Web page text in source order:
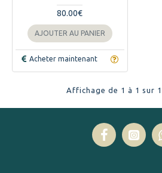
80.00€
AJOUTER AU PANIER
Acheter maintenant
Affichage de 1 à 1 sur